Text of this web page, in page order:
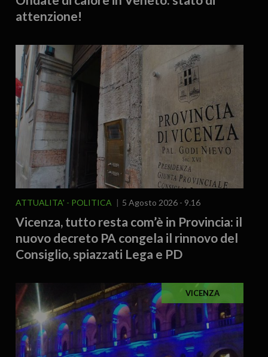
attenzione!
ATTUALITA' POLITICA 5 Agosto 2026 - 9.16
Vicenza, tutto resta com’è in Provincia: il
nuovo decreto PA congela il rinnovo del
Consiglio, spiazzati Lega e PD
VICENZA